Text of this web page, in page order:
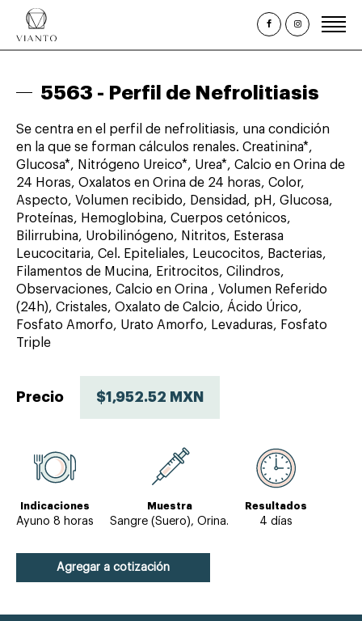
Estudios Clínicos
Paquetes y Perfiles
Promociones
Citas
Consulta de Resultados
5563 - Perfil de Nefrolitiasis
Se centra en el perfil de nefrolitiasis, una condición
en la que se forman cálculos renales. Creatinina*,
Glucosa*, Nitrógeno Ureico*, Urea*, Calcio en Orina de
24 Horas, Oxalatos en Orina de 24 horas, Color,
Aspecto, Volumen recibido, Densidad, pH, Glucosa,
Proteínas, Hemoglobina, Cuerpos cetónicos,
Bilirrubina, Urobilinógeno, Nitritos, Esterasa
Leucocitaria, Cel. Epiteliales, Leucocitos, Bacterias,
Filamentos de Mucina, Eritrocitos, Cilindros,
Observaciones, Calcio en Orina , Volumen Referido
(24h), Cristales, Oxalato de Calcio, Ácido Úrico,
Fosfato Amorfo, Urato Amorfo, Levaduras, Fosfato
Triple
Precio $1,952.52 MXN
Indicaciones
Ayuno 8 horas
Muestra
Sangre (Suero), Orina.
Resultados
4 días
Agregar a cotización